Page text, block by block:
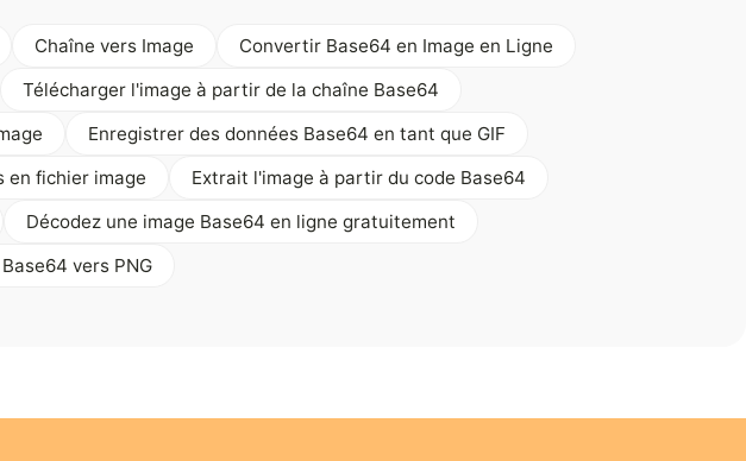
Chaîne vers Image
Convertir Base64 en Image en Ligne
Télécharger l'image à partir de la chaîne Base64
Enregistrer des données Base64 en tant que GIF
en fichier image
Extrait l'image à partir du code Base64
Décodez une image Base64 en ligne gratuitement
vers PNG